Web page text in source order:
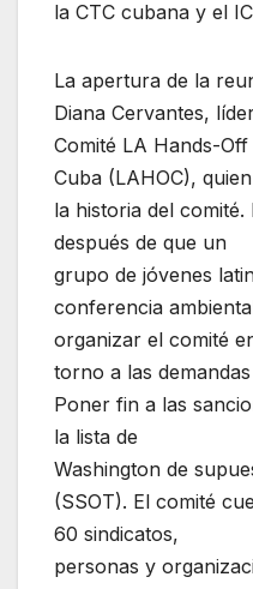
la CTC cubana y el
La apertura de la
Diana Cervantes,
Comité LA Hands-Off
Cuba (LAHOC),
la historia del
después de que un
grupo de jóvenes
conferencia
organizar el comité
torno a las
Poner fin a las
la lista de
Washington de
(SSOT). El comité
60 sindicatos,
personas y